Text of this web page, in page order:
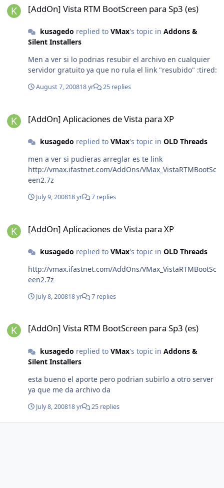
[AddOn] Vista RTM BootScreen para Sp3 (es)
kusagedo replied to VMax's topic in Addons &
Silent Installers
Men a ver si lo podrias resubir el archivo en cualquier
servidor gratuito ya que no rula el link "resubido" :tired:
August 7, 200818 yr 25 replies
[AddOn] Aplicaciones de Vista para XP
kusagedo replied to VMax's topic in OLD Threads
men a ver si pudieras arreglar es te link
http://vmax.ifastnet.com/AddOns/VMax_VistaRTMBootSc
een2.7z
July 9, 200818 yr 7 replies
[AddOn] Aplicaciones de Vista para XP
kusagedo replied to VMax's topic in OLD Threads
http://vmax.ifastnet.com/AddOns/VMax_VistaRTMBootSc
een2.7z
July 8, 200818 yr 7 replies
[AddOn] Vista RTM BootScreen para Sp3 (es)
kusagedo replied to VMax's topic in Addons &
Silent Installers
esta bueno el aporte pero podrian subirlo a otro server
ya que me da archivo da
July 8, 200818 yr 25 replies